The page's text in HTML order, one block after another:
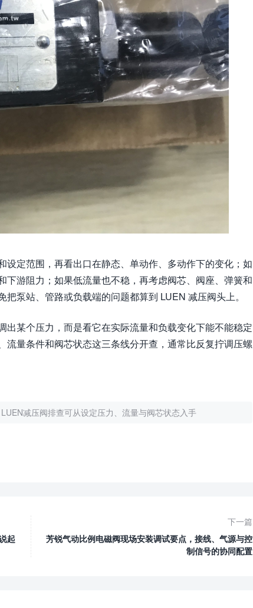
设定范围，再看出口在静态、单动作、多动作下的变化；如
游阻力；如果低流量也不稳，再考虑阀芯、阀座、弹簧和
泵站、管路或负载端的问题都算到 LUEN 减压阀头上。
出某个压力，而是看它在实际流量和负载变化下能不能稳定
量条件和阀芯状态这三条线分开查，通常比反复拧调压螺
减压阀排查可从设定压力、流量与阀芯状态入手
起
下一篇
芳锐气动比例电磁阀现场安装调试要点，接线、气源与控
制信号的协同配置